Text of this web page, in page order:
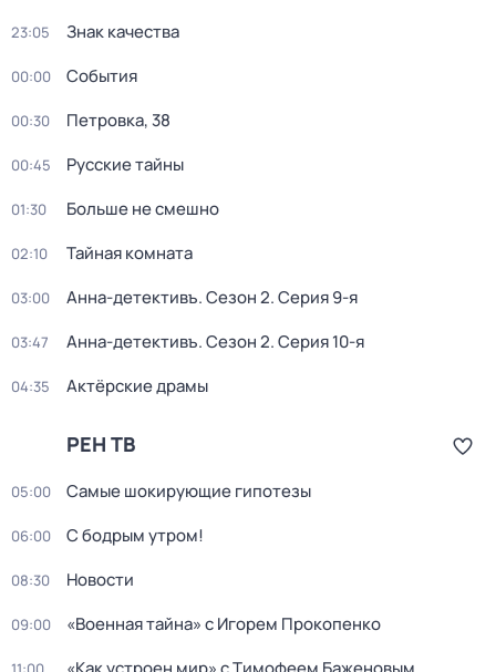
23:05 Знак качества
00:00 События
00:30 Петровка, 38
00:45 Русские тайны
01:30 Больше не смешно
02:10 Тайная комната
03:00 Анна-детективъ. Сезон 2. Серия 9-я
03:47 Анна-детективъ. Сезон 2. Серия 10-я
04:35 Актёрские драмы
РЕН ТВ
05:00 Самые шoкиpующие гипотезы
06:00 С бодрым утром!
08:30 Новости
09:00 «Военная тайна» с Игорем Прокопенко